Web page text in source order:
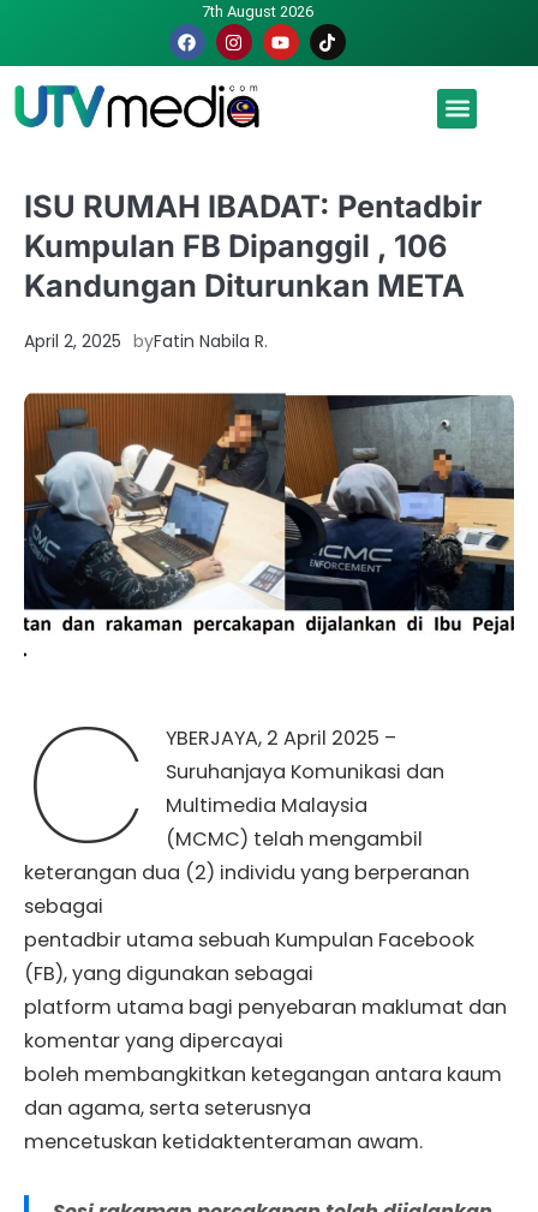
7th August 2026
ISU RUMAH IBADAT: Pentadbir
Kumpulan FB Dipanggil , 106
Kandungan Diturunkan META
April 2, 2025 byFatin Nabila R.
C
YBERJAYA, 2 April 2025 –
Suruhanjaya Komunikasi dan
Multimedia Malaysia
(MCMC) telah mengambil
keterangan dua (2) individu yang berperanan
sebagai
pentadbir utama sebuah Kumpulan Facebook
(FB), yang digunakan sebagai
platform utama bagi penyebaran maklumat dan
komentar yang dipercayai
boleh membangkitkan ketegangan antara kaum
dan agama, serta seterusnya
mencetuskan ketidaktenteraman awam.